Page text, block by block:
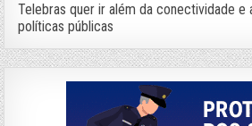
Telebras quer ir além da conectividade e
políticas públicas